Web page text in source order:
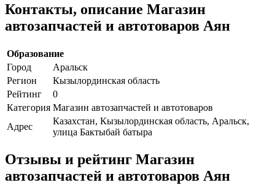
Контакты, описание Магазин
автозапчастей и автотоваров Аян
Образование
Город
Аральск
Регион
Кызылординская область
Рейтинг
0
Категория Магазин автозапчастей и автотоваров
Адрес
Казахстан, Кызылординская область, Аральск,
улица Бактыбай батыра
Отзывы и рейтинг Магазин
автозапчастей и автотоваров Аян